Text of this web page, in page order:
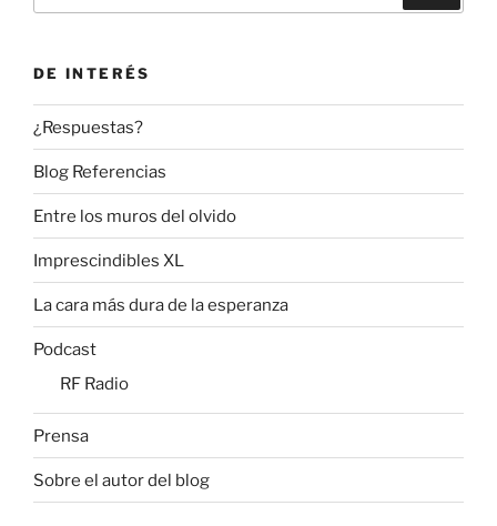
ERE…»
DE INTERÉS
¿Respuestas?
Blog Referencias
Entre los muros del olvido
Imprescindibles XL
La cara más dura de la esperanza
Podcast
RF Radio
Prensa
Sobre el autor del blog